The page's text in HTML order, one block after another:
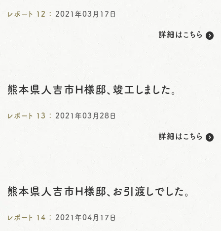
レポート 12 ： 2021年03月17日
詳細はこちら
熊本県人吉市H様邸、竣工しました。
レポート 13 ： 2021年03月28日
詳細はこちら
熊本県人吉市H様邸、お引渡しでした。
レポート 14 ： 2021年04月17日